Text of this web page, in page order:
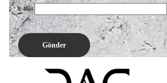
E-Mail